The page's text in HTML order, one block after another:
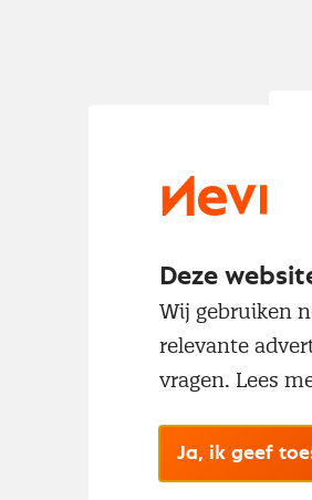
Deze
Wij gebruiken
relevante
vragen. Lees
Ja, ik geef